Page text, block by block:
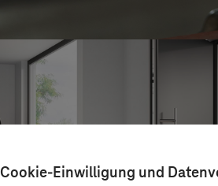
Cookie-Einwilligung und